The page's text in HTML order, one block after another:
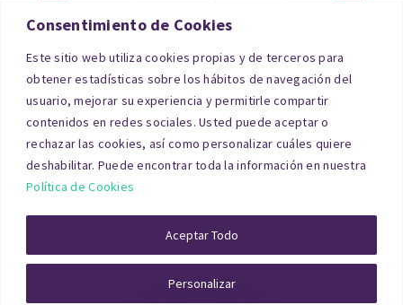
Consentimiento de Cookies
Este sitio web utiliza cookies propias y de terceros para
obtener estadísticas sobre los hábitos de navegación del
usuario, mejorar su experiencia y permitirle compartir
contenidos en redes sociales. Usted puede aceptar o
rechazar las cookies, así como personalizar cuáles quiere
deshabilitar. Puede encontrar toda la información en nuestra
Política de Cookies
Personalizar
Aceptar Todo
Tipo de Inmueble
Finalidad
Blog
PREGUNTAS FRECUENTES